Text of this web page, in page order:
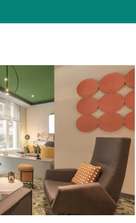
Sie?